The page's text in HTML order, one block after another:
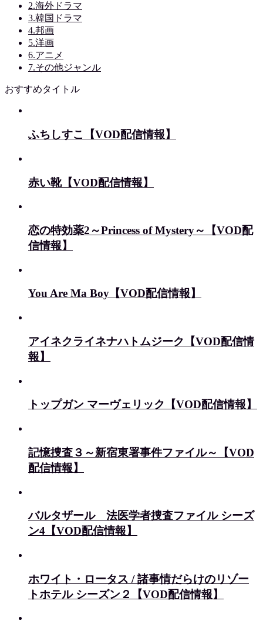
2.海外ドラマ
3.韓国ドラマ
4.邦画
5.洋画
6.アニメ
7.その他ジャンル
おすすめタイトル
ふちしすこ【VOD配信情報】
赤い靴【VOD配信情報】
恋の特効薬2～Princess of Mystery～【VOD配
信情報】
You Are Ma Boy【VOD配信情報】
アイネクライネナハトムジーク【VOD配信情
報】
トップガン マーヴェリック【VOD配信情報】
記憶捜査３～新宿東署事件ファイル～【VOD
配信情報】
バルタザール 法医学者捜査ファイル シーズ
ン4【VOD配信情報】
ホワイト・ロータス / 諸事情だらけのリゾー
トホテル シーズン２【VOD配信情報】